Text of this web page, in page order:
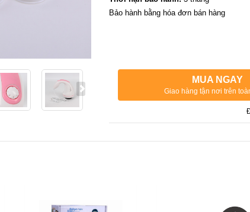
Bảo hành bằng hóa đơn bán hàng
MUA NGAY
Giao hàng tận nơi trên